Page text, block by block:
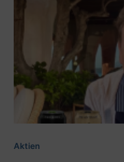
Aktien